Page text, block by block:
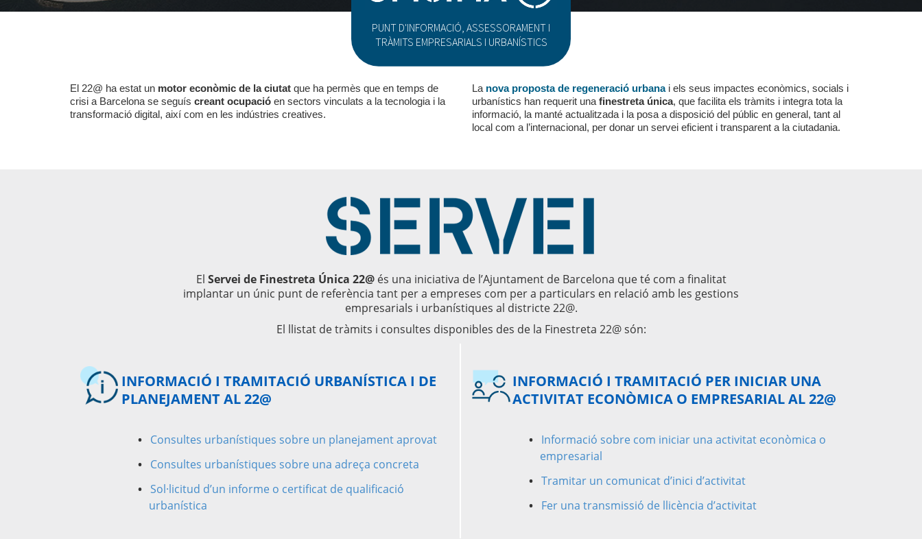
PUNT D'INFORMACIÓ, ASSESSORAMENT I
TRÀMITS EMPRESARIALS I URBANÍSTICS
El 22@ ha estat un motor econòmic de la ciutat que ha permès que en temps de
crisi a Barcelona se seguís creant ocupació en sectors vinculats a la tecnologia i la
transformació digital, així com en les indústries creatives.
La nova proposta de regeneració urbanai els seus impactes econòmics, socials i
urbanístics han requerit una finestreta única, que facilita els tràmits i integra tota la
informació, la manté actualitzada i la posa a disposició del públic en general, tant al
local com a l’internacional, per donar un servei eficient i transparent a la ciutadania.
El Servei de Finestreta Única 22@és una iniciativa de l’Ajuntament de Barcelona que té com a finalitat
implantar un únic punt de referència tant per a empreses com per a particulars en relació amb les gestions
empresarials i urbanístiques al districte 22@.
El llistat de tràmits i consultes disponibles des de la Finestreta 22@ són:
INFORMACIÓ I TRAMITACIÓ URBANÍSTICA I DE
PLANEJAMENT AL 22@
Consultes urbanístiques sobre un planejament aprovat
Consultes urbanístiques sobre una adreça concreta
Sol·licitud d’un informe o certificat de qualificació
urbanística
INFORMACIÓ I TRAMITACIÓ PER INICIAR UNA
ACTIVITAT ECONÒMICA O EMPRESARIAL AL 22@
Informació sobre com iniciar una activitat econòmica o
empresarial
Tramitar un comunicat d’inici d’activitat
Fer una transmissió de llicència d’activitat